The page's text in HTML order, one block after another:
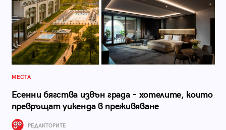
МЕСТА
Есенни бягства извън града – хотелите, които
превръщат уикенда в преживяване
РЕДАКТОРИТЕ